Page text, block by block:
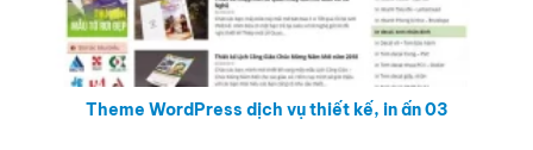
Theme WordPress dịch vụ thiết kế, in ấn 03